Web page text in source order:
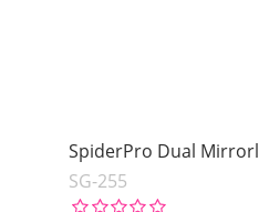
SpiderPro Dual
SG-255